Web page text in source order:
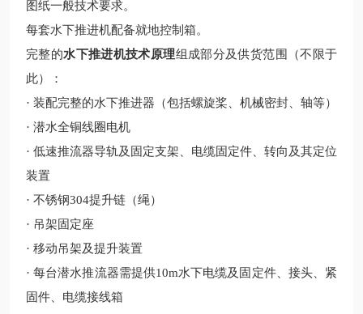
图纸一般技术要求。
每套水下推进机配备就地控制箱。
完整的水下推进机技术原理组成部分及供货范围（不限于
此）：
· 装配完整的水下推进器（包括螺旋桨、机械密封、轴等）
· 潜水全铜线圈电机
· 低速推流器导轨及固定支架、电缆固定件、转向及其定位
装置
· 不锈钢304提升链（绳）
· 吊架固定座
· 移动吊架及提升装置
· 每台潜水推流器需提供10m水下电缆及固定件、接头、紧
固件、电缆接线箱